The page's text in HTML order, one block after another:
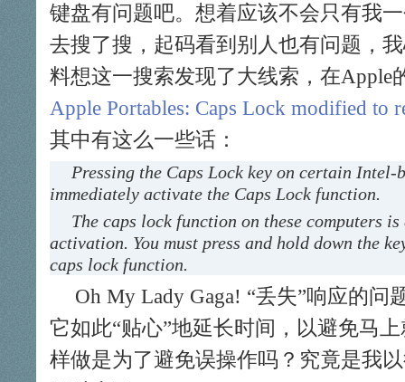
键盘有问题吧。想着应该不会只有我
去搜了搜，起码看到别人也有问题，
料想这一搜索发现了大线索，在Apple
Apple Portables: Caps Lock modified to
其中有这么一些话：
Pressing the Caps Lock key on certain Intel-
immediately activate the Caps Lock function.
The caps lock function on these computers
activation. You must press and hold down the
caps lock function.
Oh My Lady Gaga! “丢失”响应的
它如此“贴心”地延长时间，以避免马
样做是为了避免误操作吗？究竟是我